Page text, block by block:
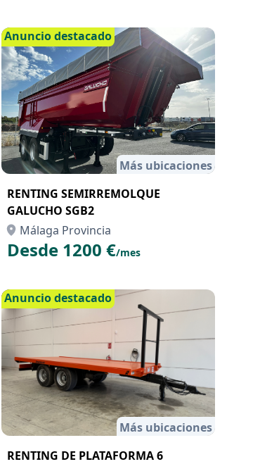
Anuncio destacado
Más ubicaciones
RENTING SEMIRREMOLQUE
GALUCHO SGB2
Málaga Provincia
Desde 1200 €/mes
Anuncio destacado
Más ubicaciones
RENTING DE PLATAFORMA 6